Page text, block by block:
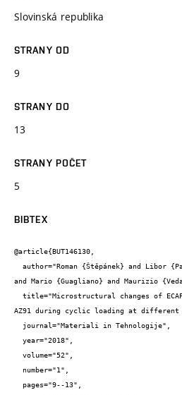
Slovinská republika
STRANY OD
9
STRANY DO
13
STRANY POČET
5
BIBTEX
@article{BUT146130,
and Mario {Guagliano} and Maurizio
AZ91 during cyclic loading at different